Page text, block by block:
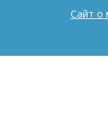
Сайт о